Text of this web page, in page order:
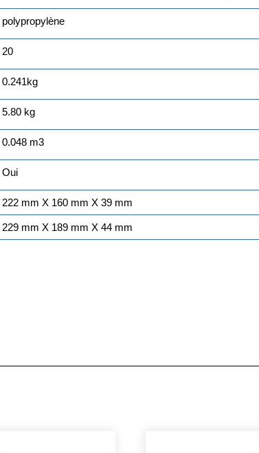
polypropylène
20
0.241kg
5.80 kg
0.048 m3
Oui
222 mm X 160 mm X 39 mm
229 mm X 189 mm X 44 mm